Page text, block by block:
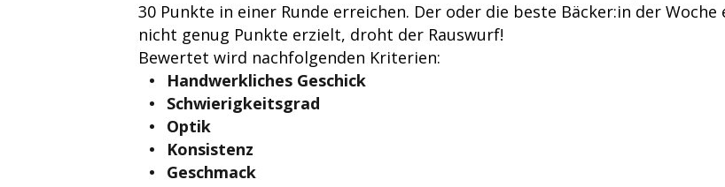
30 Punkte in einer Runde erreichen. Der oder die beste Bäcker:in der
nicht genug Punkte erzielt, droht der Rauswurf!
Bewertet wird nachfolgenden Kriterien:
Handwerkliches Geschick
Schwierigkeitsgrad
Optik
Konsistenz
Geschmack